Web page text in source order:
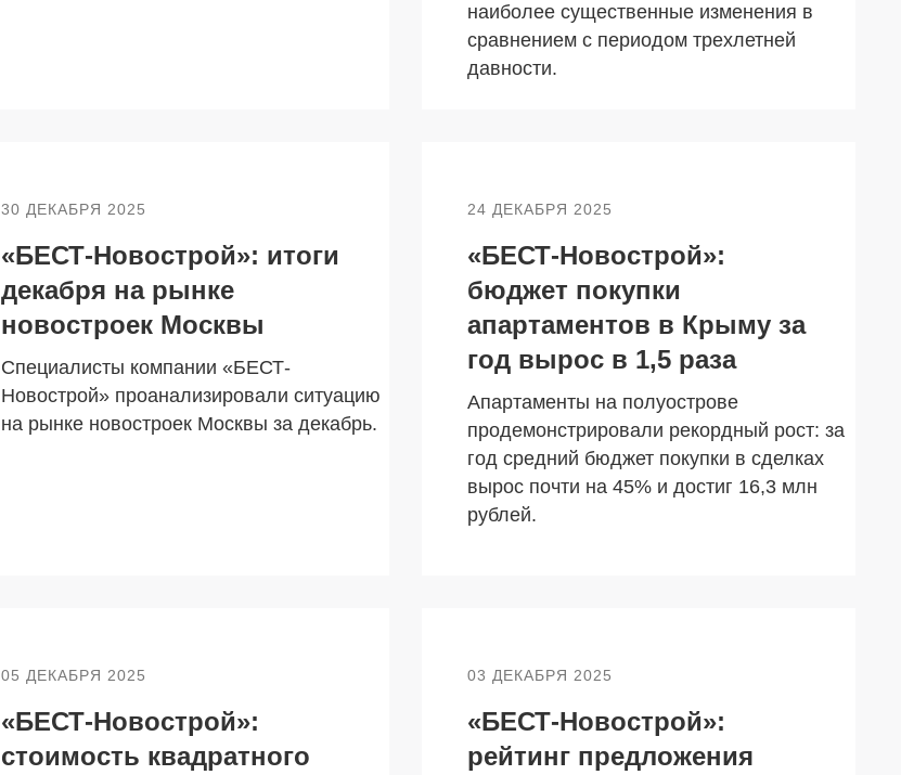
наиболее существенные изменения в
сравнением с периодом трехлетней
давности.
30 ДЕКАБРЯ 2025
«БЕСТ-Новострой»: итоги
декабря на рынке
новостроек Москвы
Специалисты компании «БЕСТ-
Новострой» проанализировали ситуацию
на рынке новостроек Москвы за декабрь.
24 ДЕКАБРЯ 2025
«БЕСТ-Новострой»:
бюджет покупки
апартаментов в Крыму за
год вырос в 1,5 раза
Апартаменты на полуострове
продемонстрировали рекордный рост: за
год средний бюджет покупки в сделках
вырос почти на 45% и достиг 16,3 млн
рублей.
05 ДЕКАБРЯ 2025
«БЕСТ-Новострой»:
стоимость квадратного
03 ДЕКАБРЯ 2025
«БЕСТ-Новострой»:
рейтинг предложения